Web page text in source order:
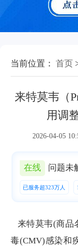
当前位置： 首页
来特莫韦（
用调
2026-04-05
在线 问题未
已服务超323万人
来特莫韦(商品
毒(CMV)感染和